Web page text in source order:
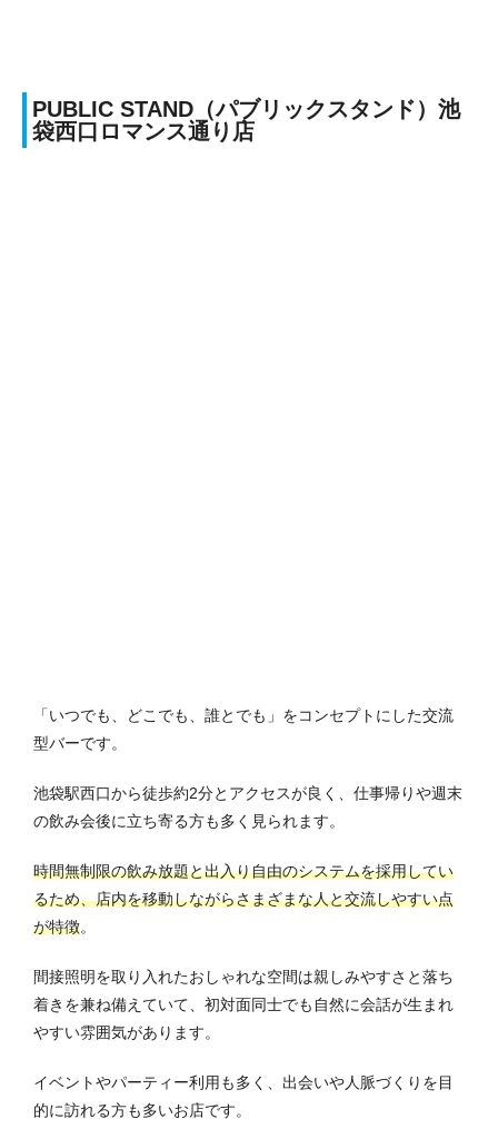
PUBLIC STAND（パブリックスタンド）池
袋西口ロマンス通り店
「いつでも、どこでも、誰とでも」をコンセプトにした交流
型バーです。
池袋駅西口から徒歩約2分とアクセスが良く、仕事帰りや週末
の飲み会後に立ち寄る方も多く見られます。
時間無制限の飲み放題と出入り自由のシステムを採用してい
るため、店内を移動しながらさまざまな人と交流しやすい点
が特徴。
間接照明を取り入れたおしゃれな空間は親しみやすさと落ち
着きを兼ね備えていて、初対面同士でも自然に会話が生まれ
やすい雰囲気があります。
イベントやパーティー利用も多く、出会いや人脈づくりを目
的に訪れる方も多いお店です。